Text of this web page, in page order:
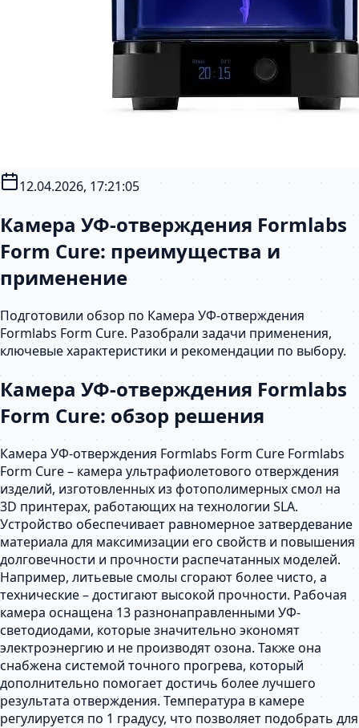
12.04.2026, 17:21:05
Камера УФ-отверждения Formlabs
Form Cure: преимущества и
применение
Подготовили обзор по Камера УФ-отверждения
Formlabs Form Cure. Разобрали задачи применения,
ключевые характеристики и рекомендации по выбору.
Камера УФ-отверждения Formlabs
Form Cure: обзор решения
Камера УФ-отверждения Formlabs Form Cure Formlabs
Form Cure – камера ультрафиолетового отверждения
изделий, изготовленных из фотополимерных смол на
3D принтерах, работающих на технологии SLA.
Устройство обеспечивает равномерное затвердевание
материала для максимизации его свойств и повышения
долговечности и прочности распечатанных моделей.
Например, литьевые смолы сгорают более чисто, а
технические – достигают высокой прочности. Рабочая
камера оснащена 13 разнонаправленными УФ-
светодиодами, которые значительно экономят
электроэнергию и не производят озона. Также она
снабжена системой точного прогрева, который
дополнительно помогает достичь более лучшего
результата отверждения. Температура в камере
регулируется по 1 градусу, что позволяет подобрать для